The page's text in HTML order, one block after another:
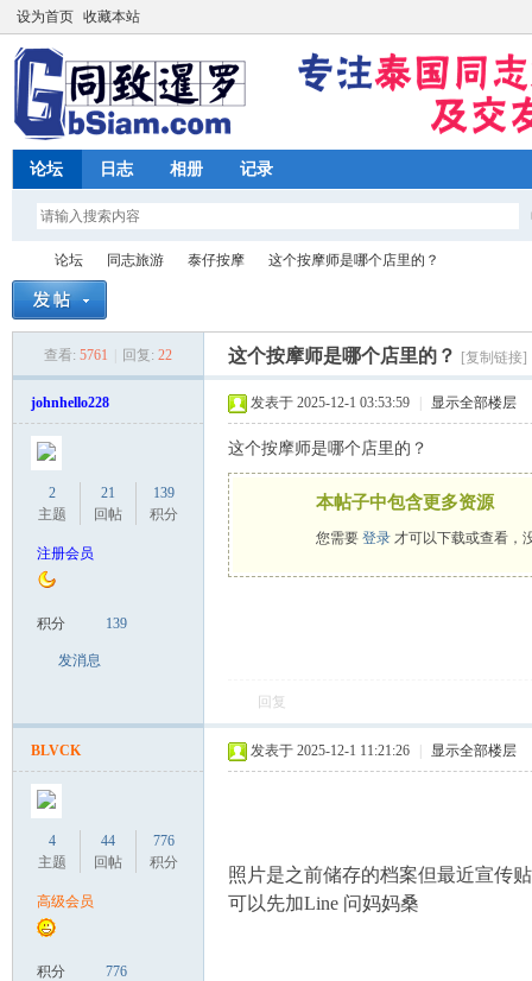
设为首页 收藏本站
论坛 日志 相册 记录
论坛
›
同志旅游
›
泰仔按摩
›
这个按摩师是哪个店里的？
查看: 5761 回复: 22 这个按摩师是哪个店里的？ [复制链接]
johnhello228
2
主题
21
回帖
139
积分
注册会员
积分 139
发消息
发表于 2025-12-1 03:53:59 显示全部楼层
这个按摩师是哪个店里的？
本帖子中包含更多资源
您需要 登录才可以下载或查看，
回复
BLVCK
4
主题
44
回帖
776
积分
高级会员
积分 776
发表于 2025-12-1 11:21:26 显示全部楼层
照片是之前储存的档案但最近宣传
可以先加Line 问妈妈桑